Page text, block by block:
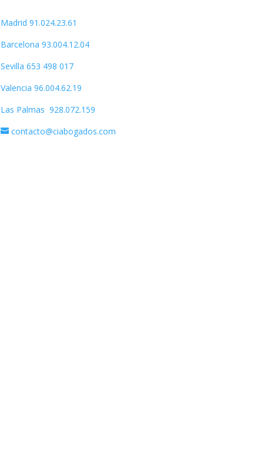
Madrid 91.024.23.61
Barcelona 93.004.12.04
Sevilla 653 498 017
Valencia 96.004.62.19
Las Palmas 928.072.159
contacto@ciabogados.com